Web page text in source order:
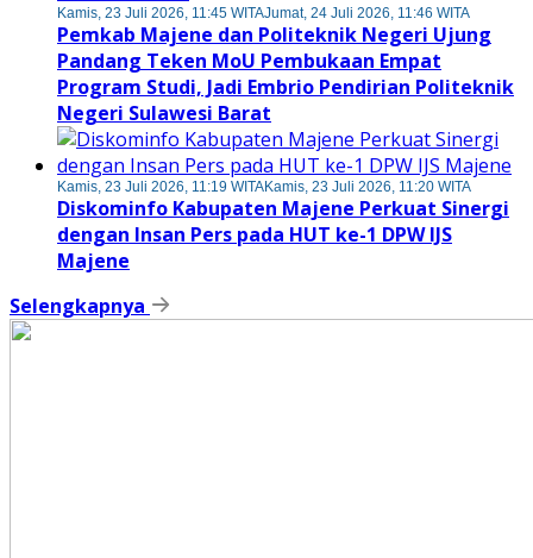
Kamis, 23 Juli 2026, 11:45 WITAJumat, 24 Juli 2026, 11:46 WITA
Pemkab Majene dan Politeknik Negeri Ujung
Pandang Teken MoU Pembukaan Empat
Program Studi, Jadi Embrio Pendirian Politeknik
Negeri Sulawesi Barat
Kamis, 23 Juli 2026, 11:19 WITAKamis, 23 Juli 2026, 11:20 WITA
Diskominfo Kabupaten Majene Perkuat Sinergi
dengan Insan Pers pada HUT ke-1 DPW IJS
Majene
Selengkapnya